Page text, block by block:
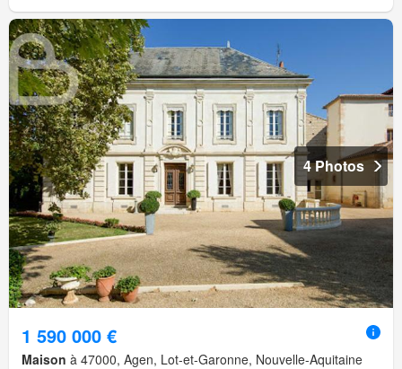
4 Photos
1 590 000 €
Maison à 47000, Agen, Lot-et-Garonne, Nouvelle-Aquitaine